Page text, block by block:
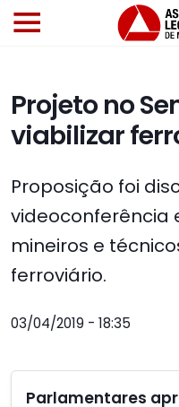
Projeto no
viabilizar
Proposição foi
videoconferência
mineiros e
ferroviário.
03/04/2019 - 18:35
Parlamentares